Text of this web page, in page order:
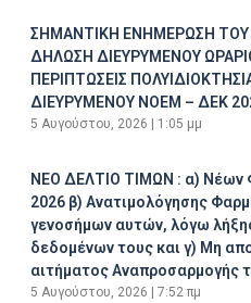
ΣΗΜΑΝΤΙΚΗ ΕΝΗΜΕΡΩΣΗ
ΔΗΛΩΣΗ ΔΙΕΥΡΥΜΕΝΟΥ
ΠΕΡΙΠΤΩΣΕΙΣ
ΔΙΕΥΡΥΜΕΝΟΥ ΝΟΕΜ – ΔΕΚ
5 Αυγούστου, 2026 1:05 μμ
ΝΕΟ ΔΕΛΤΙΟ ΤΙΜΩΝ : α) Νέων
2026 β) Ανατιμολόγησης
γενοσήμων αυτών, λόγω
δεδομένων τους και γ) Μη
αιτήματος Αναπροσαρμογής
5 Αυγούστου, 2026 7:52 πμ